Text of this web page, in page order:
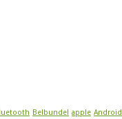
Belbundel apple Android